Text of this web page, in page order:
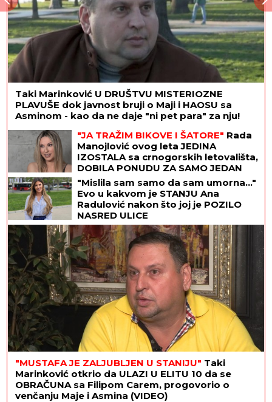
Taki Marinković U DRUŠTVU MISTERIOZNE
PLAVUŠE dok javnost bruji o Maji i HAOSU sa
Asminom - kao da ne daje "ni pet para" za nju!
"JA TRAŽIM BIKOVE I ŠATORE" Rada
Manojlović ovog leta JEDINA
IZOSTALA sa crnogorskih letovališta,
DOBILA PONUDU ZA SAMO JEDAN
KLUB
"Mislila sam samo da sam umorna..."
Evo u kakvom je STANJU Ana
Radulović nakon što joj je POZILO
NASRED ULICE
"MUSTAFA JE ZALJUBLJEN U STANIJU" Taki
Marinković otkrio da ULAZI U ELITU 10 da se
OBRAČUNA sa Filipom Carem, progovorio o
venčanju Maje i Asmina (VIDEO)